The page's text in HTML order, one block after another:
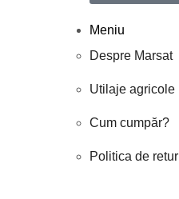
Meniu
Despre Marsat
Utilaje agricole
Cum cumpăr?
Politica de retur